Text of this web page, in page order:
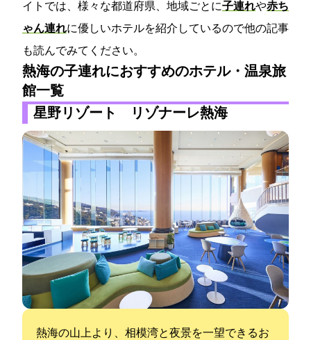
イトでは、様々な都道府県、地域ごとに子連れや赤ち
ゃん連れに優しいホテルを紹介しているので他の記事
も読んでみてください。
熱海の子連れにおすすめのホテル・温泉旅
館一覧
星野リゾート リゾナーレ熱海
熱海の山上より、相模湾と夜景を一望できるお